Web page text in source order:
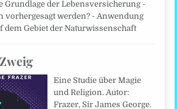
Grundlage der Lebens­versicherung -
vorhergesagt werden? - Anwendung
dem Gebiet der Naturwissenschaft
Eine Studie über Magie
und Religion. Autor:
Frazer, Sir James George.